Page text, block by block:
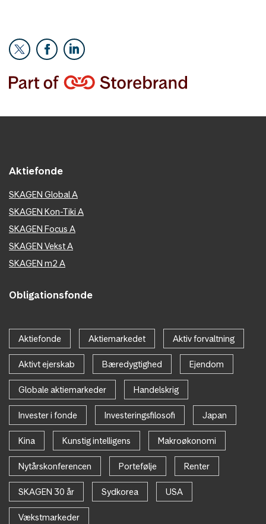
Aktiefonde
SKAGEN Global A
SKAGEN Kon-Tiki A
SKAGEN Focus A
SKAGEN Vekst A
SKAGEN m2 A
Obligationsfonde
Aktiefonde Aktiemarkedet Aktiv forvaltning
Aktivt ejerskab Bæredygtighed Ejendom
Globale aktiemarkeder Handelskrig
Invester i fonde Investeringsfilosofi Japan
Kina Kunstig intelligens Makroøkonomi
Nytårskonferencen Portefølje Renter
SKAGEN 30 år Sydkorea USA
Vækstmarkeder